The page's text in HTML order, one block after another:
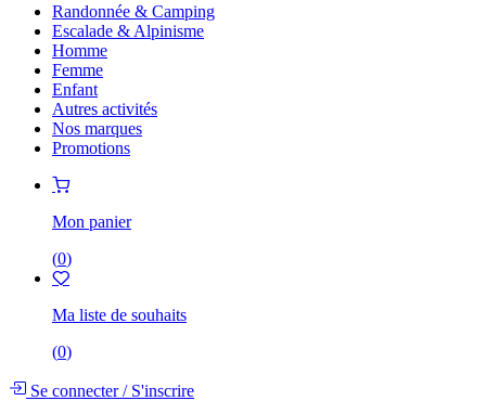
Randonnée & Camping
Escalade & Alpinisme
Homme
Femme
Enfant
Autres activités
Nos marques
Promotions
Mon panier
(0)
Ma liste de souhaits
(0)
Se connecter/S'inscrire